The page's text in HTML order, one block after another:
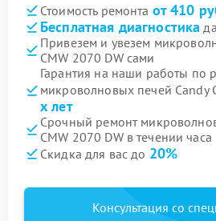
Стоимость ремонта от 410
Бесплатная диагностика
Привезем и увезем
CMW 2070 DW сами
Гарантия на наши работы по
микроволновых печей Candy
х лет
Срочный ремонт
CMW 2070 DW в течении часа
Скидка для вас до 20%
Консультация со